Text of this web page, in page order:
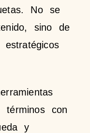
No se
sino de
términos con
y